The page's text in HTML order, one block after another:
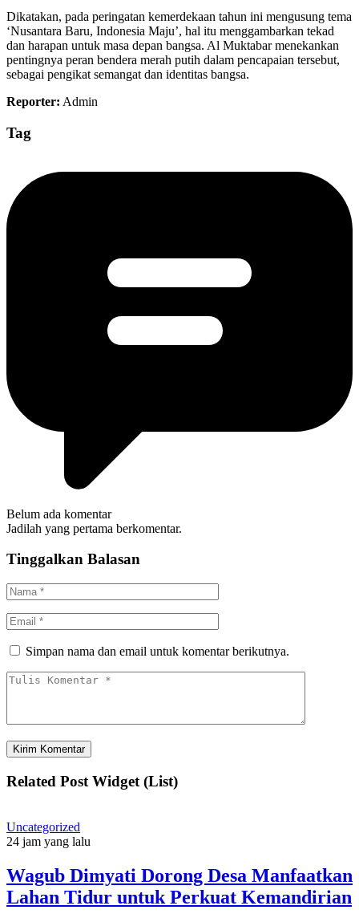
Dikatakan, pada peringatan kemerdekaan tahun ini mengusung tema
‘Nusantara Baru, Indonesia Maju’, hal itu menggambarkan tekad
dan harapan untuk masa depan bangsa. Al Muktabar menekankan
pentingnya peran bendera merah putih dalam pencapaian tersebut,
sebagai pengikat semangat dan identitas bangsa.
Reporter: Admin
Tag
Belum ada komentar
Jadilah yang pertama berkomentar.
Tinggalkan Balasan
Simpan nama dan email untuk komentar berikutnya.
Related Post Widget (List)
Uncategorized
24 jam yang lalu
Wagub Dimyati Dorong Desa Manfaatkan
Lahan Tidur untuk Perkuat Kemandirian